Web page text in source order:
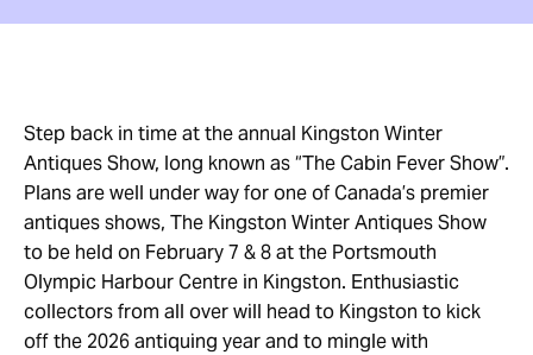
Step back in time at the annual Kingston Winter
Antiques Show, long known as “The Cabin Fever Show”.
Plans are well under way for one of Canada’s premier
antiques shows, The Kingston Winter Antiques Show
to be held on February 7 & 8 at the Portsmouth
Olympic Harbour Centre in Kingston. Enthusiastic
collectors from all over will head to Kingston to kick
off the 2026 antiquing year and to mingle with